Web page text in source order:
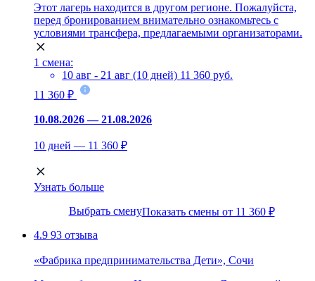
Этот лагерь находится в другом регионе. Пожалуйста,
перед бронированием внимательно ознакомьтесь с
условиями трансфера, предлагаемыми организаторами.
1 смена:
10 авг - 21 авг (10 дней) 11 360 руб.
11 360 ₽
10.08.2026 — 21.08.2026
10 дней — 11 360 ₽
Узнать больше
Выбрать сменуПоказать смены от 11 360 ₽
4.9 93 отзыва
«Фабрика предпринимательства Дети», Сочи